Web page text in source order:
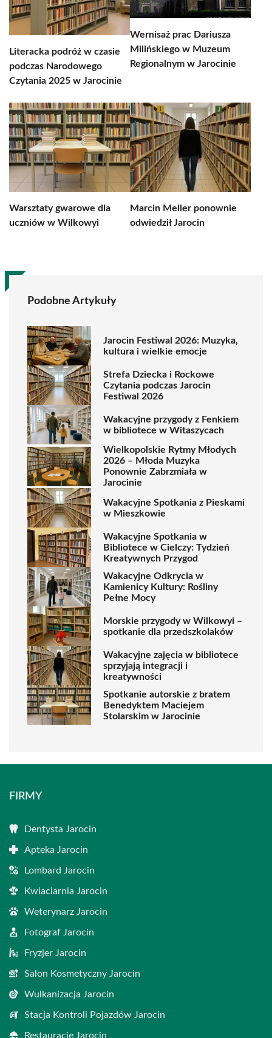
Literacka podróż w czasie
podczas Narodowego
Czytania 2025 w Jarocinie
Wernisaż prac Dariusza
Milińskiego w Muzeum
Regionalnym w Jarocinie
Warsztaty gwarowe dla
uczniów w Wilkowyi
Marcin Meller ponownie
odwiedził Jarocin
Podobne Artykuły
Jarocin Festiwal 2026: Muzyka,
kultura i wielkie emocje
Strefa Dziecka i Rockowe
Czytania podczas Jarocin
Festiwal 2026
Wakacyjne przygody z Fenkiem
w bibliotece w Witaszycach
Wielkopolskie Rytmy Młodych
2026 – Młoda Muzyka
Ponownie Zabrzmiała w
Jarocinie
Wakacyjne Spotkania z Pieskami
w Mieszkowie
Wakacyjne Spotkania w
Bibliotece w Cielczy: Tydzień
Kreatywnych Przygod
Wakacyjne Odkrycia w
Kamienicy Kultury: Rośliny
Pełne Mocy
Morskie przygody w Wilkowyi –
spotkanie dla przedszkolaków
Wakacyjne zajęcia w bibliotece
sprzyjają integracji i
kreatywności
Spotkanie autorskie z bratem
Benedyktem Maciejem
Stolarskim w Jarocinie
FIRMY
Dentysta Jarocin
Apteka Jarocin
Lombard Jarocin
Kwiaciarnia Jarocin
Weterynarz Jarocin
Fotograf Jarocin
Fryzjer Jarocin
Salon Kosmetyczny Jarocin
Wulkanizacja Jarocin
Stacja Kontroli Pojazdów Jarocin
Restauracje Jarocin